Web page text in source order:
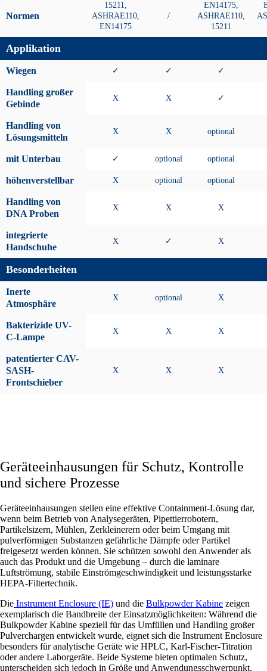
Normen
15211,
ASHRAE110,
EN14175
/
EN14175,
ASHRAE110,
15211
Applikation
Wiegen ✓ ✓ ✓
Handling großer
Gebinde
X X ✓
Handling von
Lösungsmitteln
X X optional
mit Unterbau ✓ optional optional
höhenverstellbar X optional optional
Handling von
DNA Proben
X X X
integrierte
Handschuhe
X ✓ X
Besonderheiten
Inerte
Atmosphäre
X optional X
Bakterizide UV-
C-Lampe
X X X
patentierter CAV-
SASH-
Frontschieber
X X X
Geräteeinhausungen für Schutz, Kontrolle
und sichere Prozesse
Geräteeinhausungen stellen eine effektive Containment-Lösung dar,
wenn beim Betrieb von Analysegeräten, Pipettierrobotern,
Partikelsizern, Mühlen, Zerkleinerern oder beim Umgang mit
pulverförmigen Substanzen gefährliche Dämpfe oder Partikel
freigesetzt werden können. Sie schützen sowohl den Anwender als
auch das Produkt und die Umgebung – durch die laminare
Luftströmung, stabile Einströmgeschwindigkeit und leistungsstarke
HEPA-Filtertechnik.
Die Instrument Enclosure (IE) und die Bulkpowder Kabine zeigen
exemplarisch die Bandbreite der Einsatzmöglichkeiten: Während die
Bulkpowder Kabine speziell für das Umfüllen und Handling großer
Pulverchargen entwickelt wurde, eignet sich die Instrument Enclosure
besonders für analytische Geräte wie HPLC, Karl-Fischer-Titration
oder andere Laborgeräte. Beide Systeme bieten optimalen Schutz,
unterscheiden sich jedoch in Größe und Anwendungsschwerpunkt.